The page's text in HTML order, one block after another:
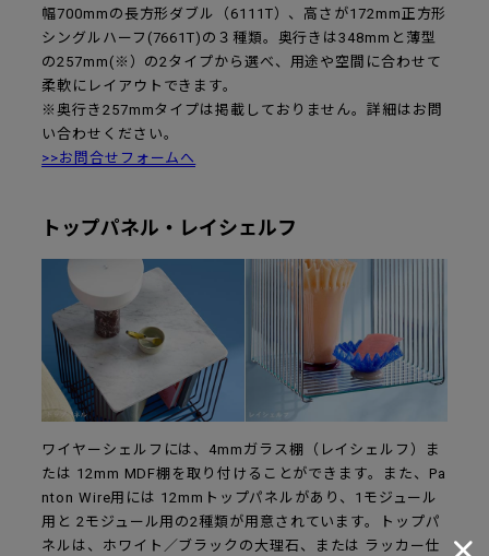
幅700mmの長方形ダブル（6111T）、高さが172mm正方形
シングルハーフ(7661T)の３種類。奥行きは348mmと薄型
の257mm(※）の2タイプから選べ、用途や空間に合わせて
柔軟にレイアウトできます。
※奥行き257mmタイプは掲載しておりません。詳細はお問
い合わせください。
>>お問合せフォームへ
トップパネル・レイシェルフ
ワイヤーシェルフには、4mmガラス棚（レイシェルフ）ま
たは 12mm MDF棚を取り付けることができます。また、Pa
nton Wire用には 12mmトップパネルがあり、1モジュール
用と 2モジュール用の2種類が用意されています。トップパ
ネルは、ホワイト／ブラックの大理石、または ラッカー仕